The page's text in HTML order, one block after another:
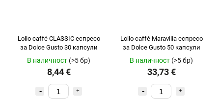
Lollo caffé CLASSIC еспресо
за Dolce Gusto 30 капсули
В наличност (>5 бр)
8,44 €
Lollo caffé Maravilia еспресо
за Dolce Gusto 50 капсули
В наличност (>5 бр)
33,73 €